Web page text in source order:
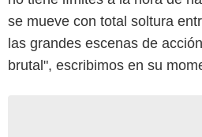
se mueve con total soltura
las grandes escenas de
brutal", escribimos en su